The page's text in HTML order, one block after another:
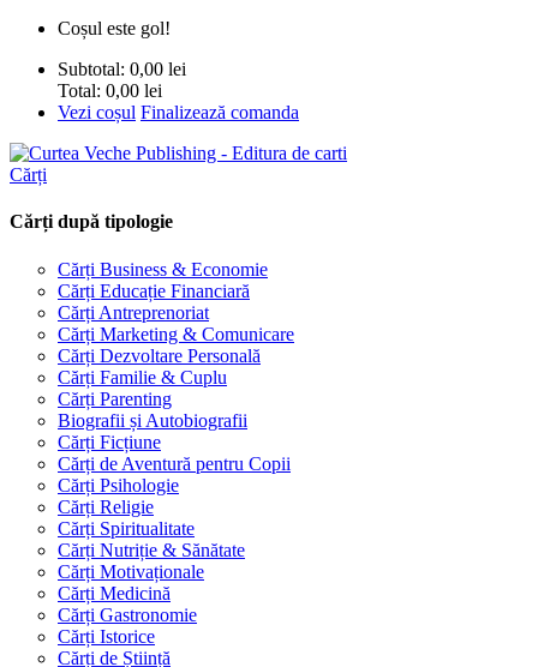
Coșul este gol!
Subtotal: 0,00 lei
Total: 0,00 lei
Vezi coșul Finalizează comanda
Cărți
Cărți după tipologie
Cărți Business & Economie
Cărți Educație Financiară
Cărți Antreprenoriat
Cărți Marketing & Comunicare
Cărți Dezvoltare Personală
Cărți Familie & Cuplu
Cărți Parenting
Biografii și Autobiografii
Cărți Ficțiune
Cărți de Aventură pentru Copii
Cărți Psihologie
Cărți Religie
Cărți Spiritualitate
Cărți Nutriție & Sănătate
Cărți Motivaționale
Cărți Medicină
Cărți Gastronomie
Cărți Istorice
Cărți de Știință